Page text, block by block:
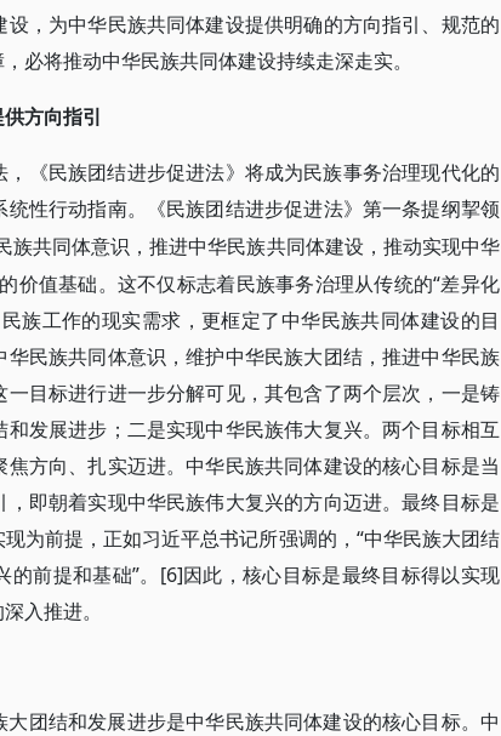
，为中华民族共同体建设提供明确的方向指引、规范的
必将推动中华民族共同体建设持续走深走实。
方向指引
《民族团结进步促进法》将成为民族事务治理现代化的
性行动指南。《民族团结进步促进法》第一条提纲挈领
族共同体意识，推进中华民族共同体建设，推动实现中华
价值基础。这不仅标志着民族事务治理从传统的“差异化
族工作的现实需求，更框定了中华民族共同体建设的目
民族共同体意识，维护中华民族大团结，推进中华民族
目标进行进一步分解可见，其包含了两个层次，一是铸
发展进步；二是实现中华民族伟大复兴。两个目标相互
方向、扎实迈进。中华民族共同体建设的核心目标是当
即朝着实现中华民族伟大复兴的方向迈进。最终目标是
为前提，正如习近平总书记所强调的，“中华民族大团结
前提和基础”。[6]因此，核心目标是最终目标得以实现
入推进。
团结和发展进步是中华民族共同体建设的核心目标。中